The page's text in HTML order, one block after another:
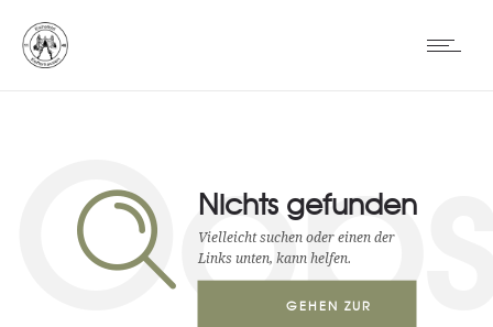
Nichts gefunden
Vielleicht suchen oder einen der
Links unten, kann helfen.
GEHEN ZUR